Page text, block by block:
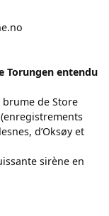
Torungen entendu
de Store
d’Oksøy et
sirène en